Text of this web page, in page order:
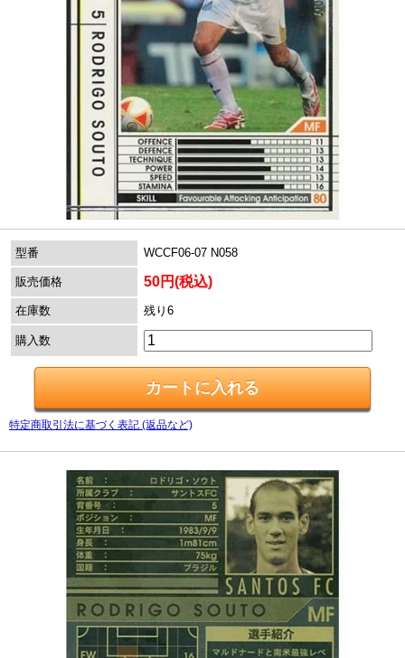
型番 WCCF06-07 N058
販売価格 50円(税込)
在庫数 残り6
購入数
特定商取引法に基づく表記 (返品など)